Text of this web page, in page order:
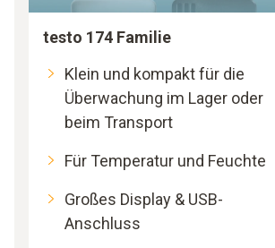
testo 174 Familie
Klein und kompakt für die
Überwachung im Lager oder
beim Transport
Für Temperatur und Feuchte
Großes Display & USB-
Anschluss